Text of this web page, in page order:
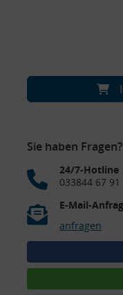
Sie haben Fragen?
24/7-Hotline
033844 67 91
E-Mail-
anfragen